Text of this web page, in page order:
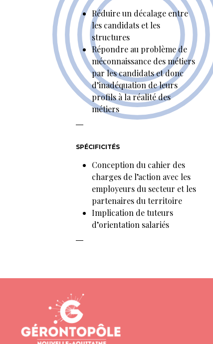
Réduire un décalage entre
les candidats et les
structures
Répondre au problème de
méconnaissance des métiers
par les candidats et donc
d’inadéquation de leurs
profils à la réalité des
métiers
SPÉCIFICITÉS
Conception du cahier des
charges de l’action avec les
employeurs du secteur et les
partenaires du territoire
Implication de tuteurs
d’orientation salariés